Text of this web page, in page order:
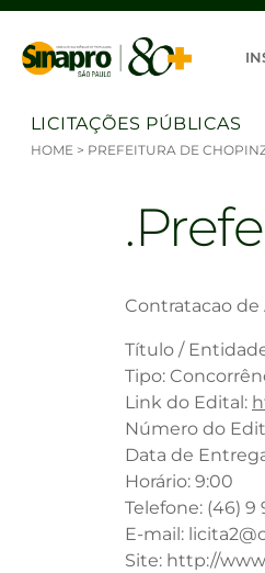
Ir para o conteúdo
LICITAÇÕES PÚBLICAS
HOME > PREFEITURA DE
Contratacao de
Título /
Tipo:
Link do Edital:
Número do
Data de
Horário: 9:00
Telefone: (46) 9
E-mail:
Site: http://